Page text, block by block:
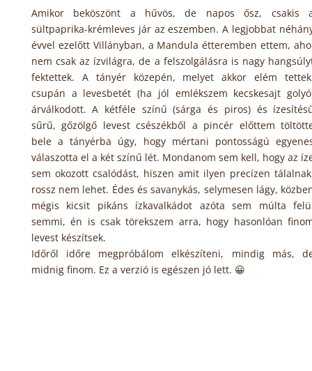
Amikor beköszönt a hűvös, de napos ősz, csakis
sültpaprika-krémleves jár az eszemben. A legjobbat
évvel ezelőtt Villányban, a Mandula étteremben ettem,
nem csak az ízvilágra, de a felszolgálásra is nagy
fektettek. A tányér közepén, melyet akkor elém
csupán a levesbetét (ha jól emlékszem kecskesajt
árválkodott. A kétféle színű (sárga és piros) és
sűrű, gőzölgő levest csészékből a pincér előttem
bele a tányérba úgy, hogy mértani pontosságú
válaszotta el a két színű lét. Mondanom sem kell, hogy az
sem okozott csalódást, hiszen amit ilyen precízen
rossz nem lehet. Édes és savanykás, selymesen lágy,
mégis kicsit pikáns ízkavalkádot azóta sem múlta
semmi, én is csak törekszem arra, hogy hasonlóan
levest készítsek.
Időről időre megpróbálom elkészíteni, mindig más,
midnig finom. Ez a verzió is egészen jó lett. 😀